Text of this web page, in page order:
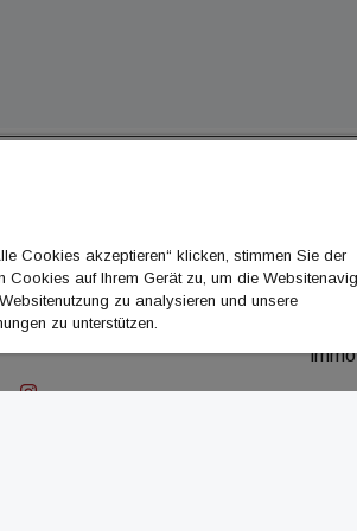
Cookies akzeptieren“ klicken, stimmen Sie der
Cookies auf Ihrem Gerät zu, um die
zu analysieren und unsere
zu unterstützen.